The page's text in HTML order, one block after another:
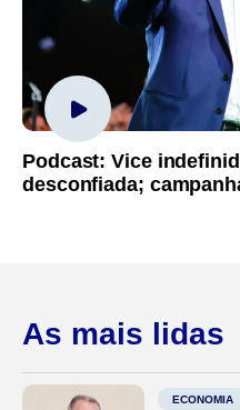
Podcast: Vice
desconfiada;
As mais lidas
ECONOMIA